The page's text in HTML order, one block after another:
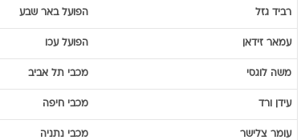
רביד גזל הפועל באר שבע
עמאר זידאן הפועל עכו
משה לוגסי מכבי תל אביב
עידן ורד מכבי חיפה
עומר צלישר מכבי נתניה